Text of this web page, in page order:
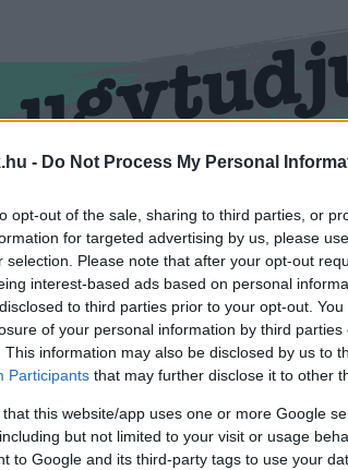
- Do Not Process My Personal
opt-out of the sale, sharing to third parties, or
for targeted advertising by us, please
selection. Please note that after your opt-out
interest-based ads based on personal
to third parties prior to your opt-out.
of your personal information by third parties
This information may also be disclosed by us to
Participants that may further disclose it to other
that this website/app uses one or more Google
but not limited to your visit or usage
to Google and its third-party tags to use your
ellátva.